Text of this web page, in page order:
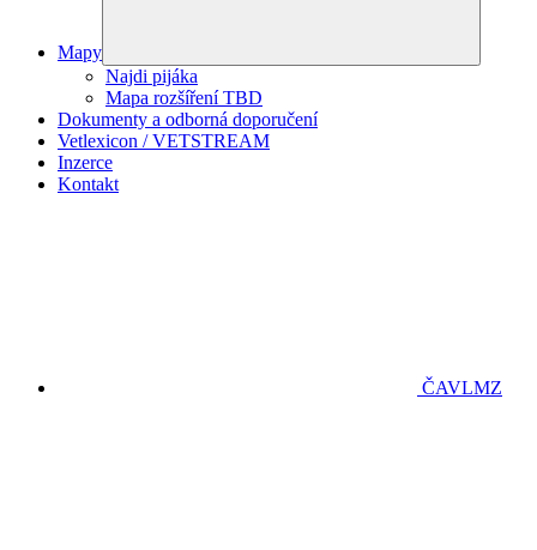
Mapy
Najdi pijáka
Mapa rozšíření TBD
Dokumenty a odborná doporučení
Vetlexicon / VETSTREAM
Inzerce
Kontakt
ČAVLMZ